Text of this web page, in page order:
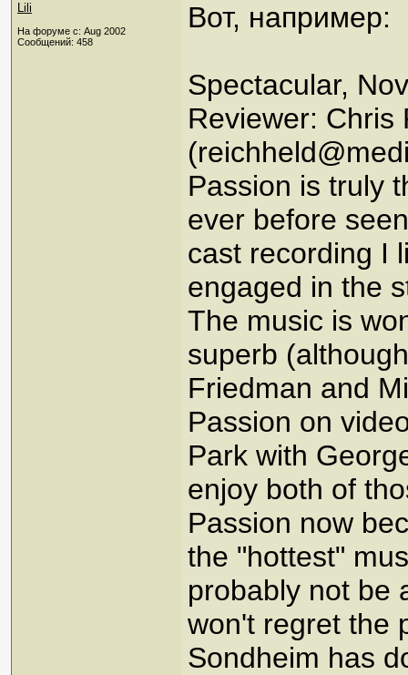
Lili
На форуме с: Aug 2002
Сообщений: 458
Вот, например:
Spectacular,
Reviewer: Chris
Passion is truly
ever before
cast recording I
engaged in the
The music is
superb
Friedman and
Passion on
Park with
enjoy both of
Passion now
the "hottest"
probably not be
won't regret the
Sondheim has